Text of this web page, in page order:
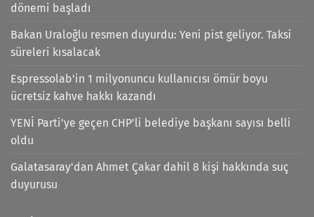
dönemi başladı
Bakan Uraloğlu resmen duyurdu: Yeni pist geliyor. Taksi
süreleri kısalacak
Espressolab'in 1 milyonuncu kullanıcısı ömür boyu
ücretsiz kahve hakkı kazandı
YENİ Parti'ye geçen CHP'li belediye başkanı sayısı belli
oldu
Galatasaray'dan Ahmet Çakar dahil 8 kişi hakkında suç
duyurusu